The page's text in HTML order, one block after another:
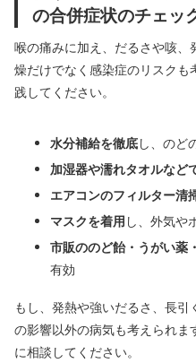
の合併症状のチェッ
喉の痛みに加え、だるさや咳
燥だけでなく感染症のリスク
践してください。
水分補給を徹底し、のど
加湿器や濡れタオルなど
エアコンのフィルター清
マスクを着用 し、外気や
市販ののど飴・うがい薬
有効
もし、発熱や強いだるさ、長
の影響以外の病気も考えられま
に相談してください。